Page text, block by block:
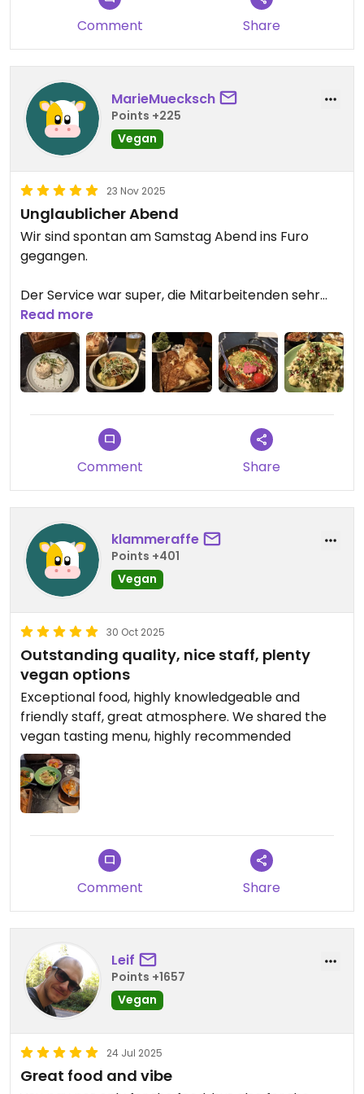
Comment Share
MarieMuecksch
Points +225
Vegan
23 Nov 2025
Unglaublicher Abend
Wir sind spontan am Samstag Abend ins Furo
gegangen.
Der Service war super, die Mitarbeitenden sehr
freundlich und aufmerksam und das Essen war
wirklich lecker.
Alles hervorragend gekennzeichnet.
Wir würden wieder kommen, waren aber nur zum
Kurztrip in Salzburg.
Read more
Comment Share
klammeraffe
Points +401
Vegan
30 Oct 2025
Outstanding quality, nice staff, plenty
vegan options
Exceptional food, highly knowledgeable and
friendly staff, great atmosphere. We shared the
vegan tasting menu, highly recommended
Comment Share
Leif
Points +1657
Vegan
24 Jul 2025
Great food and vibe